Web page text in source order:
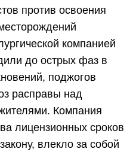
против освоения
компанией
до острых фаз в
поджогов
расправы над
Компания
лицензионных сроков
влекло за собой